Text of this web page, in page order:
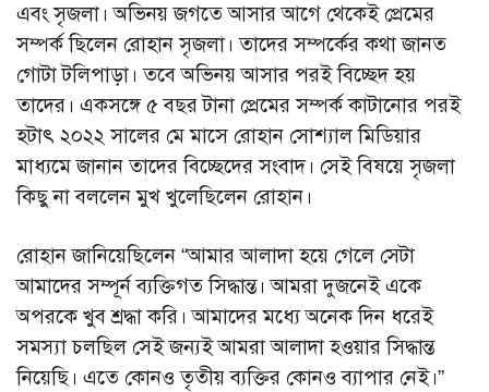
এবং সৃজলা। অভিনয় জগতে আসার আগে থেকেই প্রেমের
সম্পর্ক ছিলেন রোহান সৃজলা। তাদের সম্পর্কের কথা জানত
গোটা টলিপাড়া। তবে অভিনয় আসার পরই বিচ্ছেদ হয়
তাদের। একসঙ্গে ৫ বছর টানা প্রেমের সম্পর্ক কাটানোর পরই
হটাৎ ২০২২ সালের মে মাসে রোহান সোশ্যাল মিডিয়ার
মাধ্যমে জানান তাদের বিচ্ছেদের সংবাদ। সেই বিষয়ে সৃজলা
কিছু না বললেন মুখ খুলেছিলেন রোহান।
রোহান জানিয়েছিলেন “আমার আলাদা হয়ে গেলে সেটা
আমাদের সম্পূর্ন ব্যক্তিগত সিদ্ধান্ত। আমরা দুজনেই একে
অপরকে খুব শ্রদ্ধা করি। আমাদের মধ্যে অনেক দিন ধরেই
সমস্যা চলছিল সেই জন্যই আমরা আলাদা হওয়ার সিদ্ধান্ত
নিয়েছি। এতে কোনও তৃতীয় ব্যক্তির কোনও ব্যাপার নেই।”